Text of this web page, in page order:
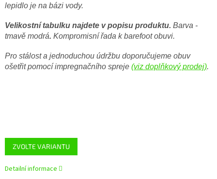
ZVOLTE VARIANTU
lepidlo je na bázi vody.
Velikostní tabulku najdete v popisu produktu. Barva -
tmavě modrá. Kompromisní řada k barefoot obuvi.
Pro stálost a jednoduchou údržbu doporučujeme obuv
ošetřit pomocí impregnačního spreje (viz doplňkový prodej).
Detailní informace